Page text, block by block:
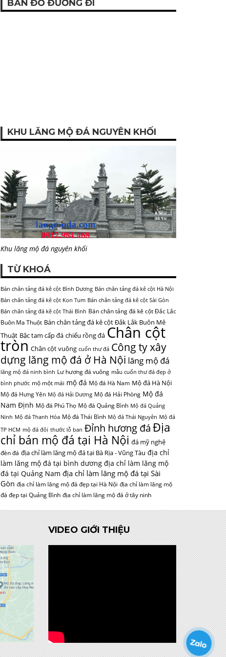
BẢN ĐỒ ĐƯỜNG ĐI
KHU LĂNG MỘ ĐÁ NGUYÊN KHỐI
Khu lăng mộ đá nguyên khối
TỪ KHOÁ
Bán chân tảng đá kê cột Bình Dương Bán chân tảng đá kê cột Hà Nội
Bán chân tảng đá kê cột Kon Tum Bán chân tảng đá kê cột Sài Gòn
Bán chân tảng đá kê cột Thái Bình Bán chân tảng đá kê cột Đắc Lắc
Buôn Ma Thuột Bán chân tảng đá kê cột Đắk Lắk Buôn Mê
Thuật Bậc tam cấp đá chiếu rồng đá Chân cột
tròn Chân cột vuông cuốn thư đá Công ty xây
dựng lăng mộ đá ở Hà Nội lăng mộ đá
lăng mộ đá ninh bình Lư hương đá vuông mẫu cuốn thư đá đẹp ở
bình phước mộ một mái mộ đá Mộ đá Hà Nam Mộ đá Hà Nội
Mộ đá Hưng Yên Mộ đá Hải Dương Mộ đá Hải Phòng Mộ đá
Nam Định Mộ đá Phú Thọ Mộ đá Quảng Bình Mộ đá Quảng
Ninh Mộ đá Thanh Hóa Mộ đá Thái Bình Mộ đá Thái Nguyên Mộ đá
TP HCM mộ đá đôi thước lỗ ban Đỉnh hương đáĐịa
chỉ bán mộ đá tại Hà Nội đá mỹ nghệ
đèn đá địa chỉ làm lăng mộ đá tại Bà Rịa - Vũng Tàu địa chỉ
làm lăng mộ đá tại bình dương địa chỉ làm lăng mộ
đá tại Quảng Nam địa chỉ làm lăng mộ đá tại Sài
Gòn địa chỉ làm lăng mộ đá đẹp tại Hà Nội địa chỉ làm lăng mộ
đá đẹp tại Quảng Bình địa chỉ làm lăng mộ đá ở tây ninh
VIDEO GIỚI THIỆU